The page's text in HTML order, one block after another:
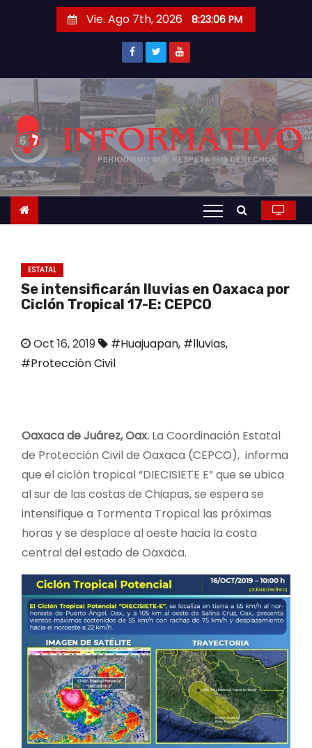
r
a
c
o
t
Vie. Ago 7th, 2026 8:23:07 PM
ESTATAL
Se intensificarán lluvias en Oaxaca por
Ciclón Tropical 17-E: CEPCO
Oct 16, 2019 #Huajuapan, #lluvias,
#Protección Civil
Oaxaca de Juárez, Oax. La Coordinación Estatal
de Protección Civil de Oaxaca (CEPCO), informa
que el ciclón tropical “DIECISIETE E” que se ubica
al sur de las costas de Chiapas, se espera se
intensifique a Tormenta Tropical las próximas
horas y se desplace al oeste hacia la costa
central del estado de Oaxaca.